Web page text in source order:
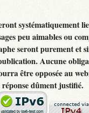
systématiquement
peu aimables ou
seront purement et
Aucune
être opposée au
dûment justifié.